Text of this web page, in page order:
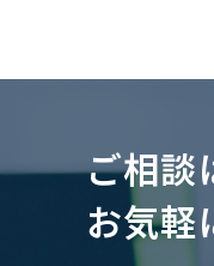
ご相談
お気軽